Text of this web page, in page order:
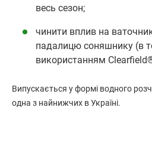
весь сезон;
чинити вплив на
падалицю соняшнику (в
використанням
Випускається у формі водного
одна з найнижчих в Україні.